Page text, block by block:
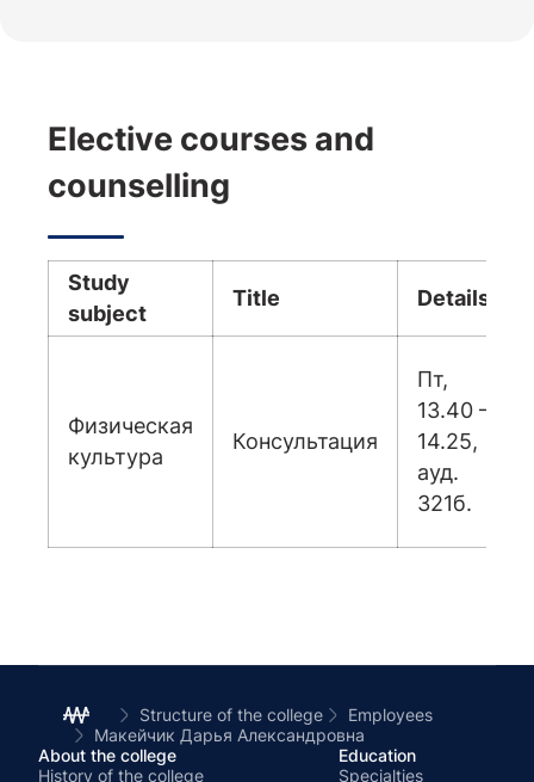
Elective courses and
counselling
Study
subject
Title Details
Физическая
культура
Консультация
Пт,
13.40 –
14.25,
ауд.
321б.
Structure of the college
Employees
Макейчик Дарья Александровна
About the college
History of the college
Education
Specialties